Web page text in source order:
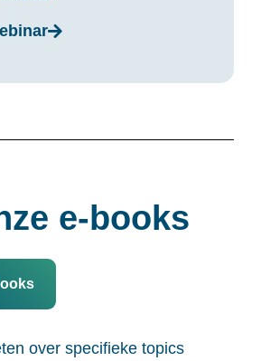
e-books
over specifieke topics